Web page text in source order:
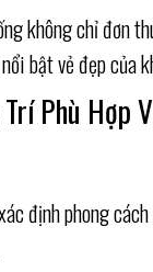
không chỉ đơn
bật vẻ đẹp của
Phù Hợp
định phong